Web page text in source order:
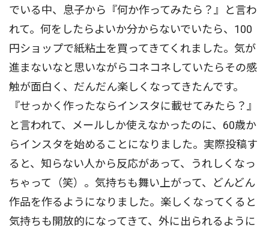
でいる中、息子から『何か作ってみたら？』と言わ
れて。何をしたらよいか分からないでいたら、100
円ショップで紙粘土を買ってきてくれました。気が
進まないなと思いながらコネコネしていたらその感
触が面白く、だんだん楽しくなってきたんです。
『せっかく作ったならインスタに載せてみたら？』
と言われて、メールしか使えなかったのに、60歳か
らインスタを始めることになりました。実際投稿す
ると、知らない人から反応があって、うれしくなっ
ちゃって（笑）。気持ちも舞い上がって、どんどん
作品を作るようになりました。楽しくなってくると
気持ちも開放的になってきて、外に出られるように